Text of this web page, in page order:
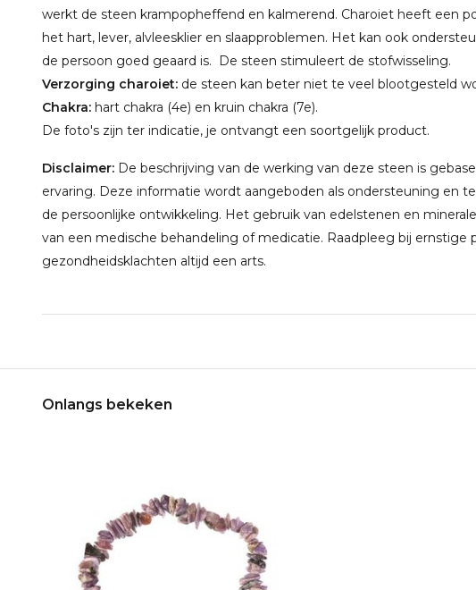
werkt de steen krampopheffend en kalmerend. Charoiet heeft een
het hart, lever, alvleesklier en slaapproblemen. Het kan ook
de persoon goed geaard is. De steen stimuleert de stofwisseling.
Verzorging charoiet: de steen kan beter niet te veel blootgesteld
Chakra: hart chakra (4e) en kruin chakra (7e).
De foto's zijn ter indicatie, je ontvangt een soortgelijk product.
Disclaimer: De beschrijving van de werking van deze steen is
ervaring. Deze informatie wordt aangeboden als ondersteuning en
de persoonlijke ontwikkeling. Het gebruik van edelstenen en
van een medische behandeling of medicatie. Raadpleeg bij ernstige
gezondheidsklachten altijd een arts.
Onlangs bekeken